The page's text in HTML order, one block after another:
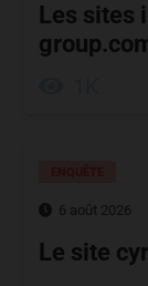
Les sites
6 août 2026
Le site